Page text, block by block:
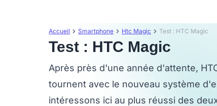
Accueil Smartphone Htc Magic Test : HTC Magic
Test : HTC Magic
Après près d'une année d'attente,
tournent avec le nouveau système
intéressons ici au plus réussi des